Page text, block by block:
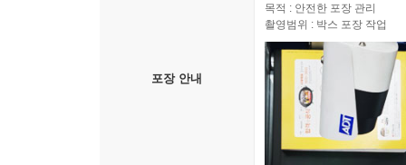
포장 안내
목적 : 안전한 포장 관리
촬영범위 : 박스 포장 작업